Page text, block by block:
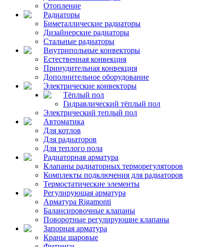
Отопление
Радиаторы
Биметаллические радиаторы
Дизайнерские радиаторы
Стальные радиаторы
Внутрипольные конвекторы
Естественная конвекция
Принудительная конвекция
Дополнительное оборудование
Электрические конвекторы
Тёплый пол
Гидравлический тёплый пол
Электрический теплый пол
Автоматика
Для котлов
Для радиаторов
Для теплого пола
Радиаторная арматура
Клапаны радиаторных терморегуляторов
Комплекты подключения для радиаторов
Термостатические элементы
Регулирующая арматура
Арматура Rigamonti
Балансировочные клапаны
Поворотные регулирующие клапаны
Запорная арматура
Краны шаровые